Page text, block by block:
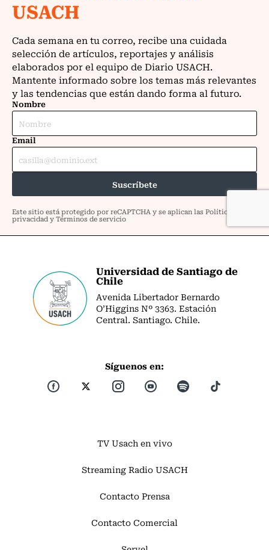
Universidad de Santiago de
Chile
Avenida Libertador Bernardo
O’Higgins Nº 3363. Estación
Central. Santiago. Chile.
Síguenos en:
TV Usach en vivo
Streaming Radio USACH
Contacto Prensa
Contacto Comercial